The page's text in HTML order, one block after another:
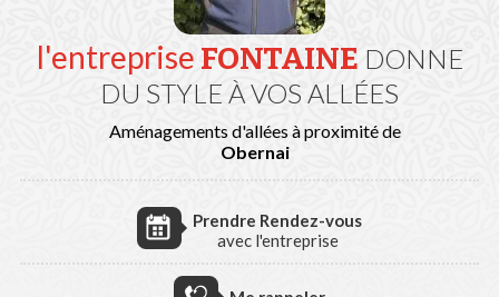
l'entreprise FONTAINE DONNE
DU STYLE À VOS ALLÉES
Aménagements d'allées à proximité de
Obernai
Prendre Rendez-vous
avec l'entreprise